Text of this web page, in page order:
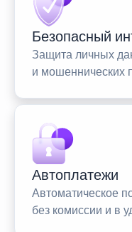
Безопасный
Защита личных
и мошеннических
Автоплатежи
Автоматическое
без комиссии и в